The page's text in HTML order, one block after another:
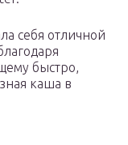
себя отличной
быстро,
каша в